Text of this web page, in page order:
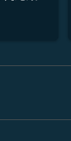
view-
cmp-view-
cmp-
SHI–SFO: